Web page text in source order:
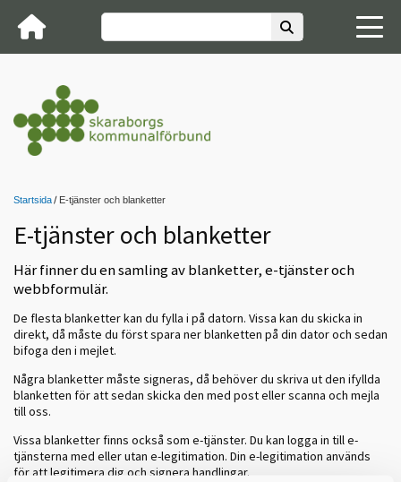
Startsida E-tjänster och blanketter
E-tjänster och blanketter
Här finner du en samling av blanketter, e-tjänster och
webbformulär.
De flesta blanketter kan du fylla i på datorn. Vissa kan du skicka in
direkt, då måste du först spara ner blanketten på din dator och sedan
bifoga den i mejlet.
Några blanketter måste signeras, då behöver du skriva ut den ifyllda
blanketten för att sedan skicka den med post eller scanna och mejla
till oss.
Vissa blanketter finns också som e-tjänster. Du kan logga in till e-
tjänsterna med eller utan e-legitimation. Din e-legitimation används
för att legitimera dig och signera handlingar.